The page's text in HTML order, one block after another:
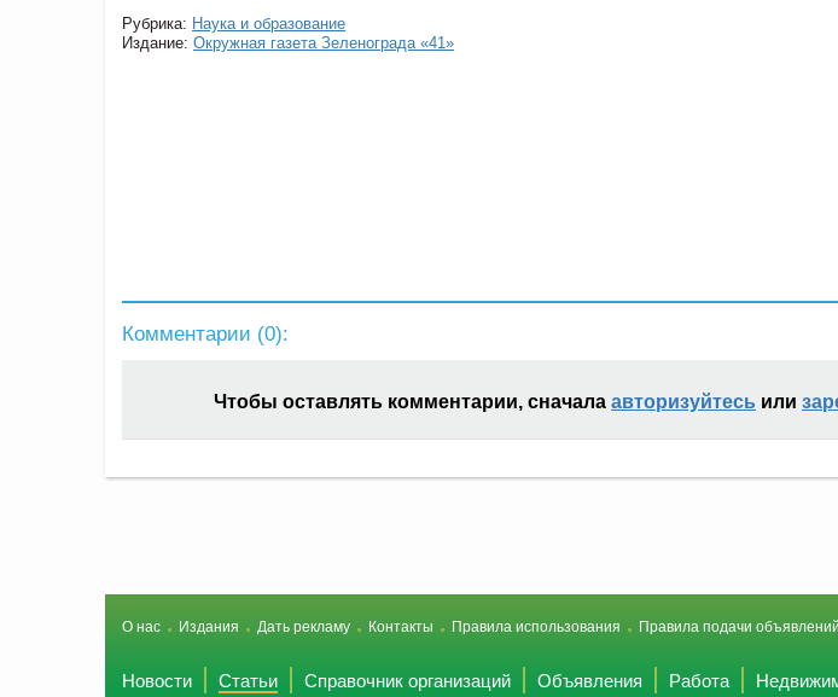
Рубрика: Наука и образование
Издание: Окружная газета Зеленограда «41»
Комментарии (0):
Чтобы оставлять комментарии, сначала авторизуйтесь или
О нас Издания Дать рекламу Контакты Правила использования Правила подачи объявлений
Новости Статьи Справочник организаций Объявления Работа